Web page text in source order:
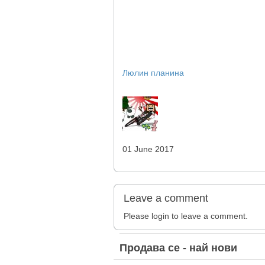
Люлин планина
01 June 2017
Leave a comment
Please login to leave a comment.
Продава се - най нови